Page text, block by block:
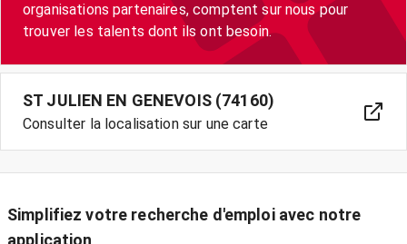
organisations partenaires, comptent sur nous pour
trouver les talents dont ils ont besoin.
ST JULIEN EN GENEVOIS (74160)
Consulter la localisation sur une carte
Simplifiez votre recherche d'emploi avec notre
application